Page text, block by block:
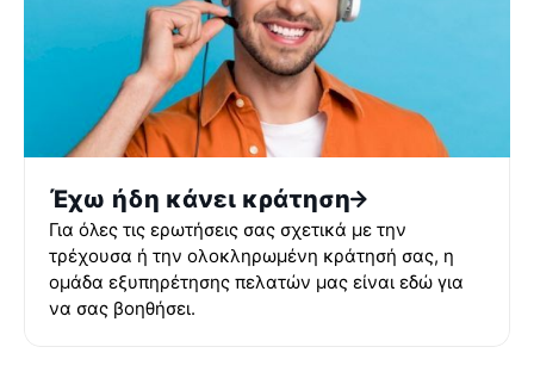
Έχω ήδη κάνει κράτηση
Για όλες τις ερωτήσεις σας σχετικά με την
τρέχουσα ή την ολοκληρωμένη κράτησή σας, η
ομάδα εξυπηρέτησης πελατών μας είναι εδώ για
να σας βοηθήσει.